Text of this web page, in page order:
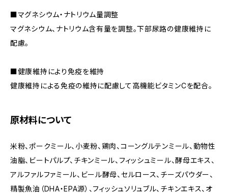
■マグネシウム・ナトリウム量調整
マグネシウム、ナトリウム含有量を調整。下部尿路の健康維持に
配慮。
■健康維持により免疫を維持
健康維持による免疫の維持に配慮して高機能ビタミンCを配合。
原材料について
米粉、ポークミール、小麦粉、鶏肉、コーングルテンミール、動物性
油脂、ビートパルプ、チキンミール、フィッシュミール、酵母エキス、
アルファルファミール、ビール酵母、セルロース、チーズパウダー、
精製魚油（DHA・EPA源）、フィッシュソリュブル、チキンエキス、オ